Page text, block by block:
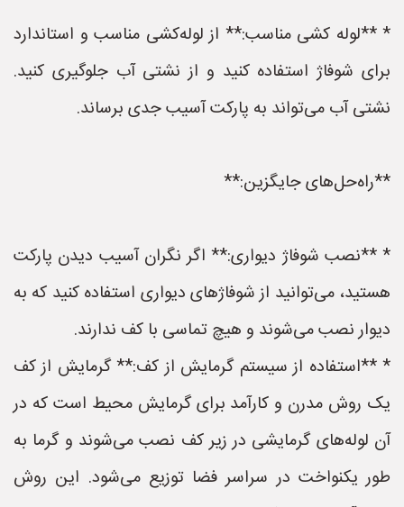
* **لوله کشی مناسب:** از لوله‌کشی مناسب و استاندارد
برای شوفاژ استفاده کنید و از نشتی آب جلوگیری کنید.
نشتی آب می‌تواند به پارکت آسیب جدی برساند.
**راه‌حل‌های جایگزین:**
* **نصب شوفاژ دیواری:** اگر نگران آسیب دیدن پارکت
هستید، می‌توانید از شوفاژهای دیواری استفاده کنید که به
دیوار نصب می‌شوند و هیچ تماسی با کف ندارند.
* **استفاده از سیستم گرمایش از کف:** گرمایش از کف
یک روش مدرن و کارآمد برای گرمایش محیط است که در
آن لوله‌های گرمایشی در زیر کف نصب می‌شوند و گرما به
طور یکنواخت در سراسر فضا توزیع می‌شود. این روش